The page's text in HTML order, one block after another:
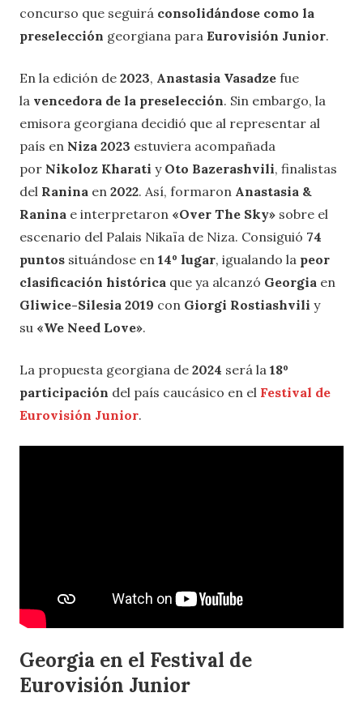
concurso que seguirá consolidándose como la
preselección georgiana para Eurovisión Junior.
En la edición de 2023, Anastasia Vasadze fue
la vencedora de la preselección. Sin embargo, la
emisora georgiana decidió que al representar al
país en Niza 2023 estuviera acompañada
por Nikoloz Kharati y Oto Bazerashvili, finalistas
del Ranina en 2022. Así, formaron Anastasia &
Ranina e interpretaron «Over The Sky» sobre el
escenario del Palais Nikaïa de Niza. Consiguió 74
puntos situándose en 14º lugar, igualando la peor
clasificación histórica que ya alcanzó Georgia en
Gliwice-Silesia 2019 con Giorgi Rostiashvili y
su «We Need Love».
La propuesta georgiana de 2024 será la 18º
participación del país caucásico en el Festival de
Eurovisión Junior.
Georgia en el Festival de
Eurovisión Junior